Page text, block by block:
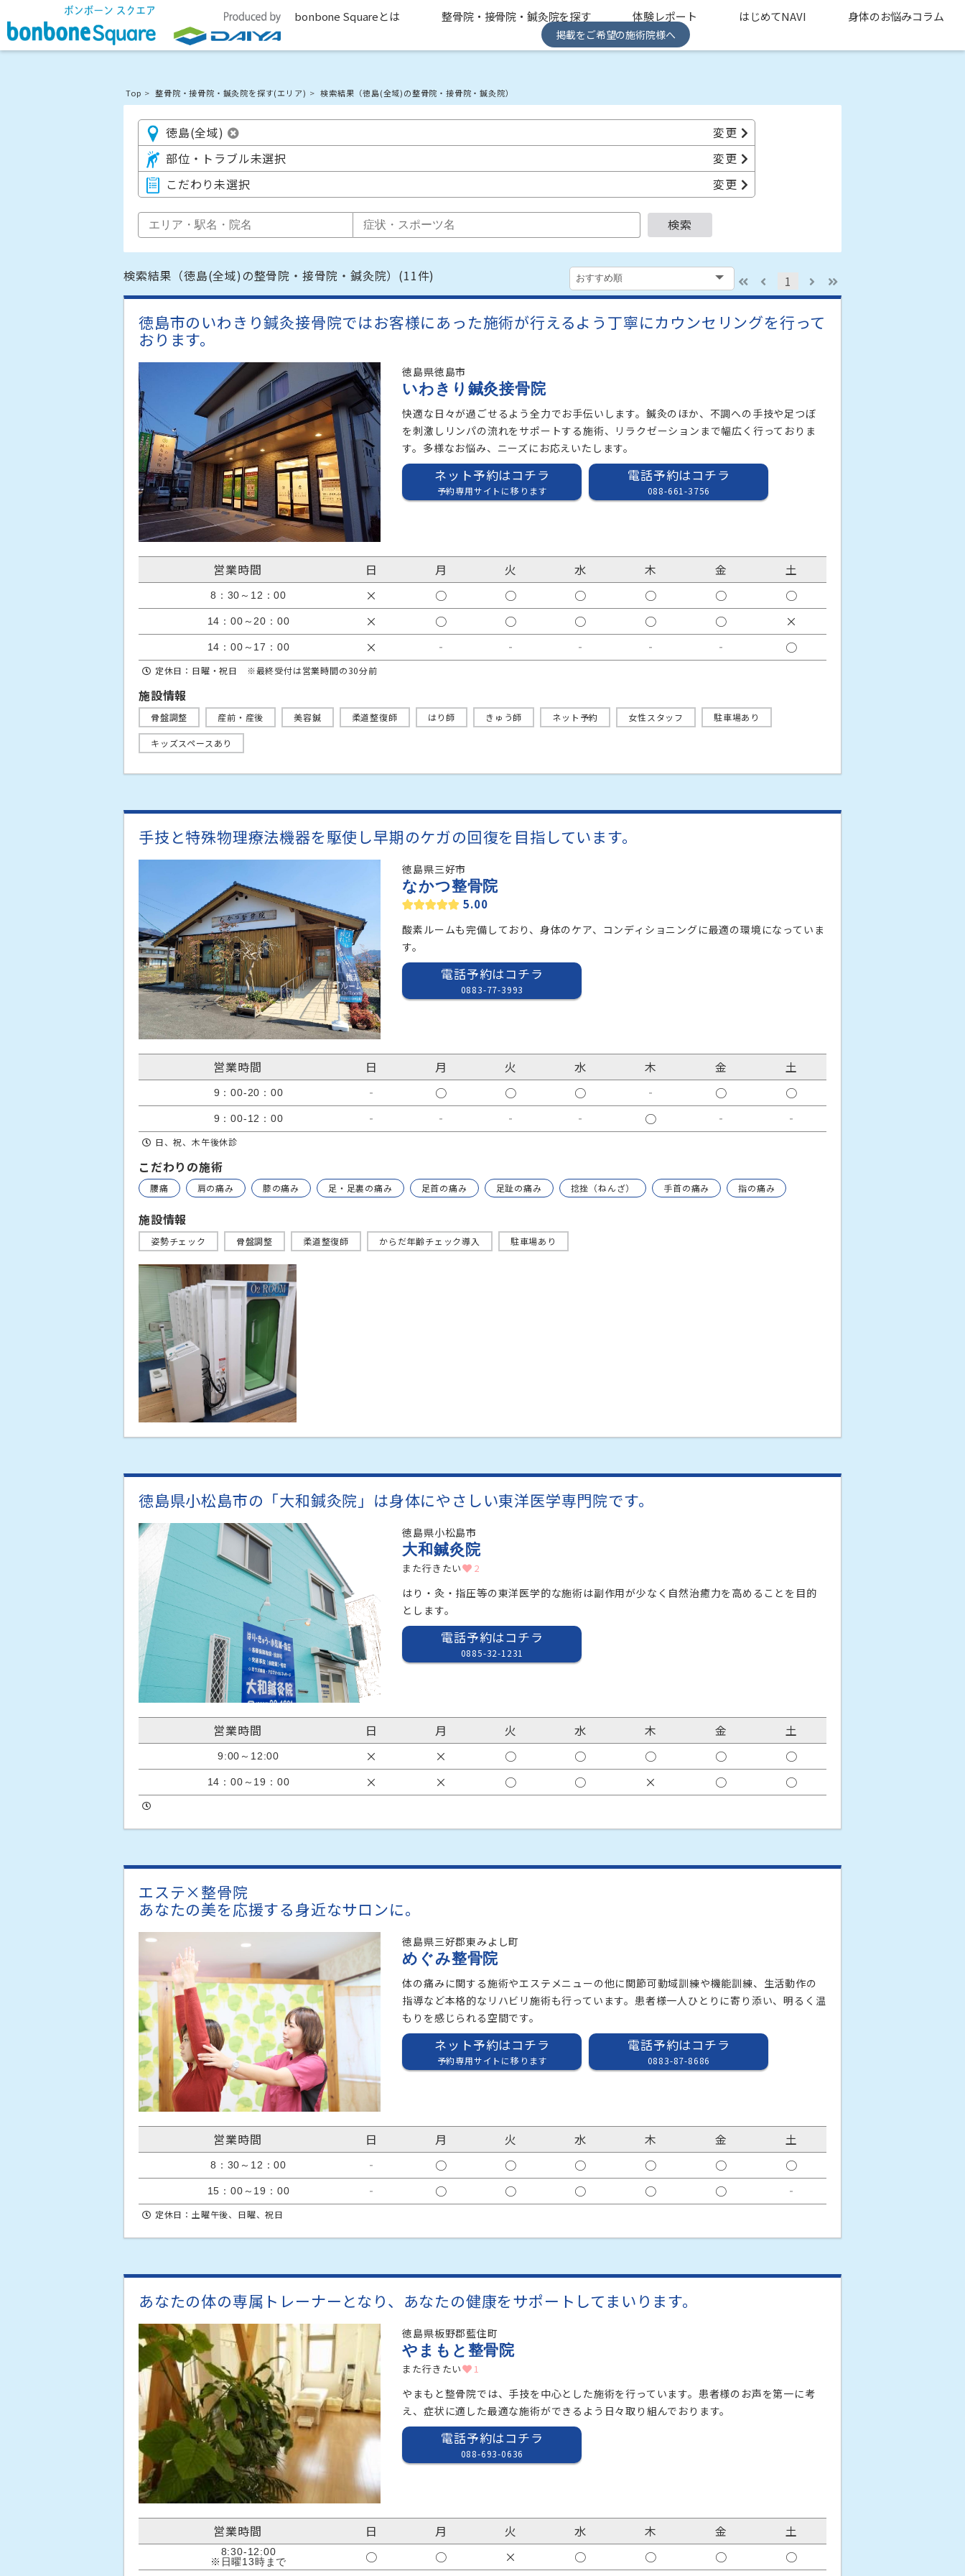
bonbone Squareとは 整骨院・接骨院・鍼灸院を探す 体験レポート はじめてNAVI 身体のお悩みコラム
掲載をご希望の施術院様へ
Top 整骨院・接骨院・鍼灸院を探す(エリア) 検索結果（徳島(全域)の整骨院・接骨院・鍼灸院）
徳島(全域)
変更
部位・トラブル未選択
変更
こだわり未選択
変更
検索
検索結果（徳島(全域)の整骨院・接骨院・鍼灸院） (11件) 1
徳島市のいわきり鍼灸接骨院ではお客様にあった施術が行えるよう丁寧にカウンセリングを行って
おります。
徳島県徳島市
いわきり鍼灸接骨院
快適な日々が過ごせるよう全力でお手伝いします。鍼灸のほか、不調への手技や足つぼ
を刺激しリンパの流れをサポートする施術、リラクゼーションまで幅広く行っておりま
す。多様なお悩み、ニーズにお応えいたします。
ネット予約はコチラ
予約専用サイトに移ります
電話予約はコチラ
088-661-3756
営業時間 日 月 火 水 木 金 土
8：30～12：00 × ○ ○ ○ ○ ○ ○
14：00～20：00 × ○ ○ ○ ○ ○ ×
14：00～17：00 × ‐ ‐ ‐ ‐ ‐ ○
定休日：日曜・祝日 ※最終受付は営業時間の30分前
施設情報
骨盤調整 産前・産後 美容鍼 柔道整復師 はり師 きゅう師 ネット予約 女性スタッフ 駐車場あり
キッズスペースあり
手技と特殊物理療法機器を駆使し早期のケガの回復を目指しています。
徳島県三好市
なかつ整骨院
5.00
酸素ルームも完備しており、身体のケア、コンディショニングに最適の環境になっていま
す。
電話予約はコチラ
0883-77-3993
営業時間 日 月 火 水 木 金 土
9：00-20：00 ‐ ○ ○ ○ ‐ ○ ○
9：00-12：00 ‐ ‐ ‐ ‐ ○ ‐ ‐
日、祝、木午後休診
こだわりの施術
腰痛 肩の痛み 膝の痛み 足・足裏の痛み 足首の痛み 足趾の痛み 捻挫（ねんざ） 手首の痛み 指の痛み
施設情報
姿勢チェック 骨盤調整 柔道整復師 からだ年齢チェック導入 駐車場あり
徳島県小松島市の「大和鍼灸院」は身体にやさしい東洋医学専門院です。
徳島県小松島市
大和鍼灸院
また行きたい 2
はり・灸・指圧等の東洋医学的な施術は副作用が少なく自然治癒力を高めることを目的
とします。
電話予約はコチラ
0885-32-1231
営業時間 日 月 火 水 木 金 土
9:00～12:00 × × ○ ○ ○ ○ ○
14：00～19：00 × × ○ ○ × ○ ○
エステ×整骨院
あなたの美を応援する身近なサロンに。
徳島県三好郡東みよし町
めぐみ整骨院
体の痛みに関する施術やエステメニューの他に関節可動域訓練や機能訓練、生活動作の
指導など本格的なリハビリ施術も行っています。患者様一人ひとりに寄り添い、明るく温
もりを感じられる空間です。
ネット予約はコチラ
予約専用サイトに移ります
電話予約はコチラ
0883-87-8686
営業時間 日 月 火 水 木 金 土
8：30～12：00 ‐ ○ ○ ○ ○ ○ ○
15：00～19：00 ‐ ○ ○ ○ ○ ○ ‐
定休日：土曜午後、日曜、祝日
あなたの体の専属トレーナーとなり、あなたの健康をサポートしてまいります。
徳島県板野郡藍住町
やまもと整骨院
また行きたい 1
やまもと整骨院では、手技を中心とした施術を行っています。患者様のお声を第一に考
え、症状に適した最適な施術ができるよう日々取り組んでおります。
電話予約はコチラ
088-693-0636
営業時間 日 月 火 水 木 金 土
8:30-12:00
※日曜13時まで
○ ○ × ○ ○ ○
○